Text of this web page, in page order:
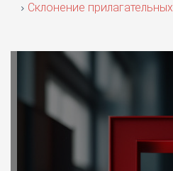
Склонение прилагательных